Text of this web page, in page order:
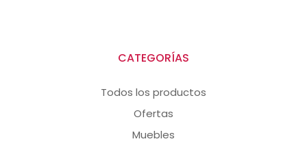
CATEGORÍAS
Todos los productos
Ofertas
Muebles